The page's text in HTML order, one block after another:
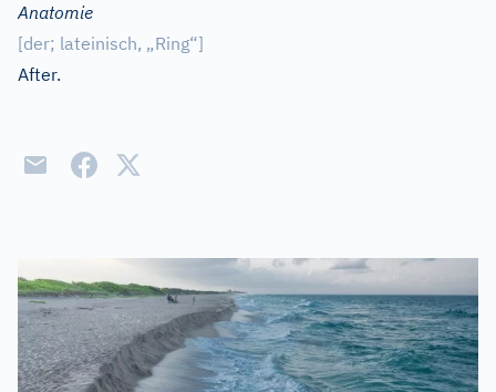
Anatomie
[der; lateinisch, „Ring“]
After.